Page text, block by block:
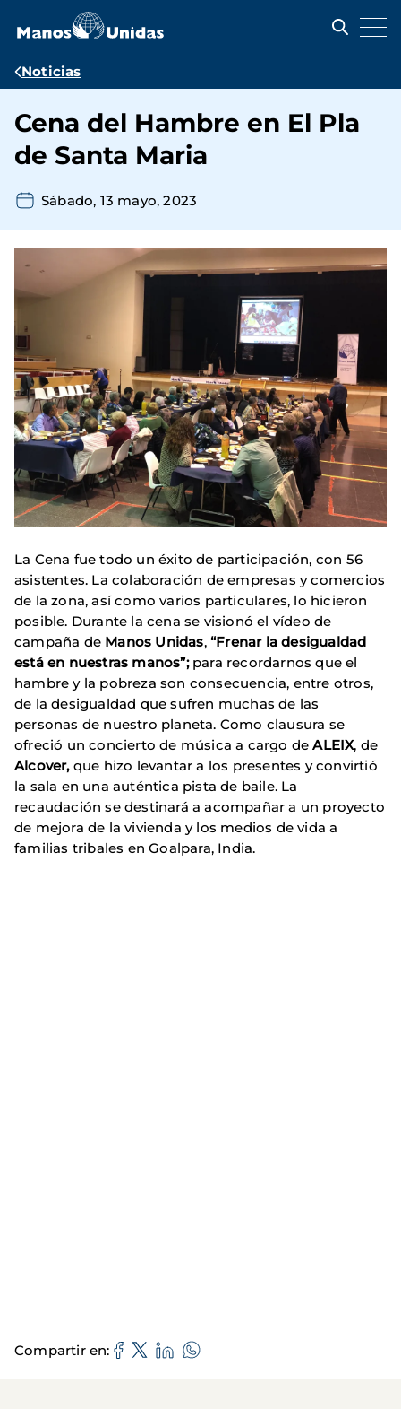
contenido
Ruta
navegación
Noticias
Cena del Hambre en El Pla
de Santa Maria
Sábado, 13 mayo, 2023
La Cena fue todo un éxito de participación, con 56
asistentes. La colaboración de empresas y comercios
de la zona, así como varios particulares, lo hicieron
posible. Durante la cena se visionó el vídeo de
campaña de Manos Unidas,“Frenar la desigualdad
está en nuestras manos”;para recordarnos que el
hambre y la pobreza son consecuencia, entre otros,
de la desigualdad que sufren muchas de las
personas de nuestro planeta. Como clausura se
ofreció un concierto de música a cargo deALEIX, de
Alcover,que hizo levantar a los presentes y convirtió
la sala en una auténtica pista de baile. La
recaudación se destinará a acompañar a un proyecto
de mejora de la vivienda y los medios de vida a
familias tribales en Goalpara, India.
Compartir en